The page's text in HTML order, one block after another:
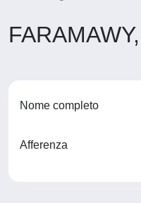
Nome completo
Afferenza